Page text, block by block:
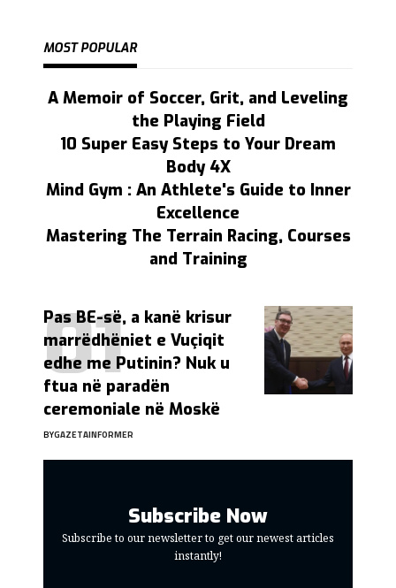
MOST POPULAR
A Memoir of Soccer, Grit, and Leveling
the Playing Field
10 Super Easy Steps to Your Dream
Body 4X
Mind Gym : An Athlete's Guide to Inner
Excellence
Mastering The Terrain Racing, Courses
and Training
Pas BE-së, a kanë krisur
marrëdhëniet e Vuçiqit
edhe me Putinin? Nuk u
ftua në paradën
ceremoniale në Moskë
BYGAZETAINFORMER
Subscribe Now
Subscribe to our newsletter to get our newest articles
instantly!